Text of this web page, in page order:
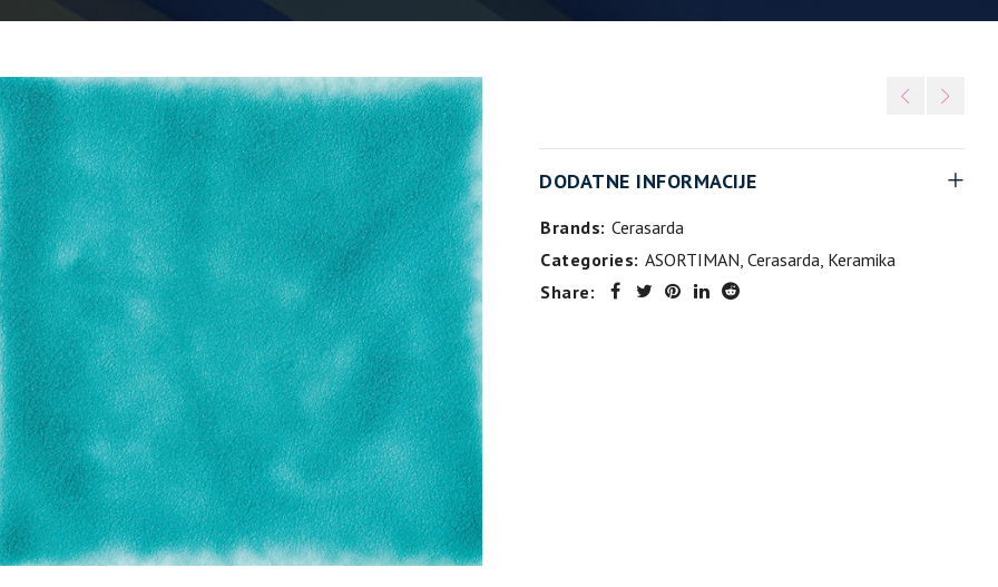
DODATNE INFORMACIJE
Brands: Cerasarda
Categories: ASORTIMAN, Cerasarda, Keramika
Share: